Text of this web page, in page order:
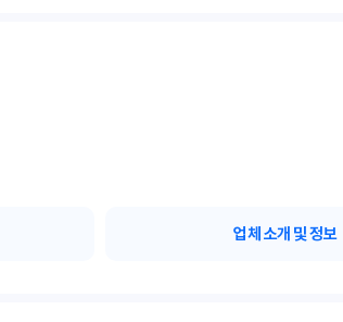
업체 소개 및 정보